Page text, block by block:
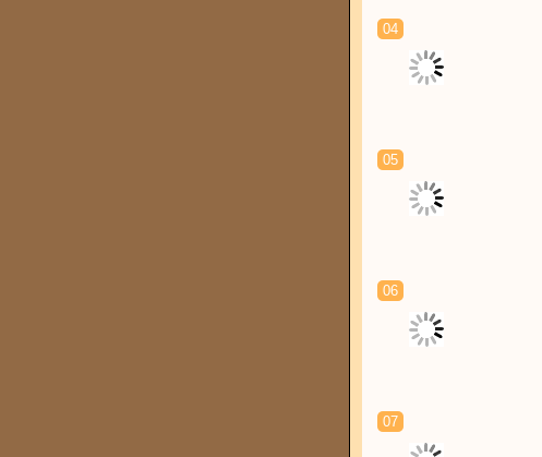
04
05
06
07